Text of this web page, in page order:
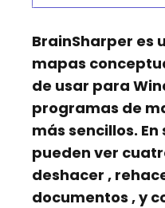
BrainSharper es
mapas
de usar para
programas de
más sencillos.
pueden ver
deshacer ,
documentos , y